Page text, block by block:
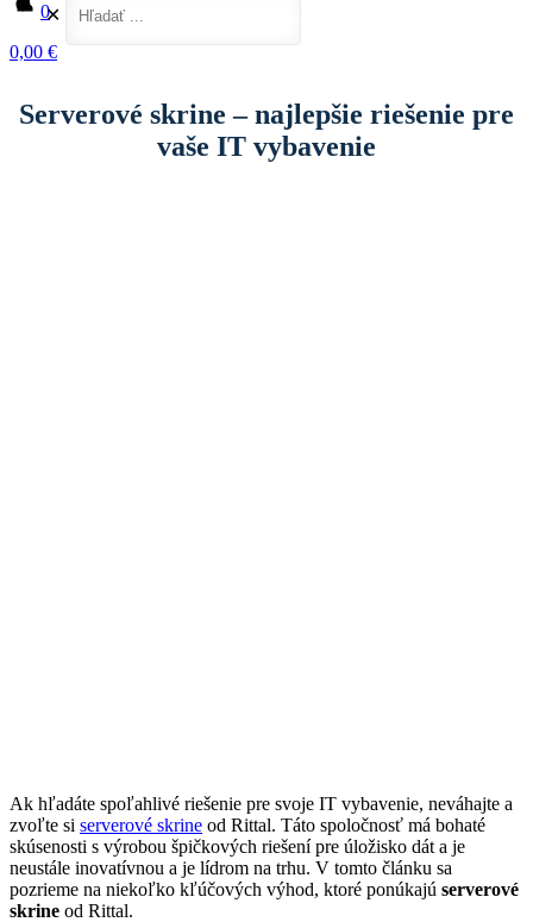
0
0,00 €
✕
Serverové skrine – najlepšie riešenie pre
vaše IT vybavenie
Ak hľadáte spoľahlivé riešenie pre svoje IT vybavenie, neváhajte a
zvoľte si serverové skrine od Rittal. Táto spoločnosť má bohaté
skúsenosti s výrobou špičkových riešení pre úložisko dát a je
neustále inovatívnou a je lídrom na trhu. V tomto článku sa
pozrieme na niekoľko kľúčových výhod, ktoré ponúkajú serverové
skrine od Rittal.